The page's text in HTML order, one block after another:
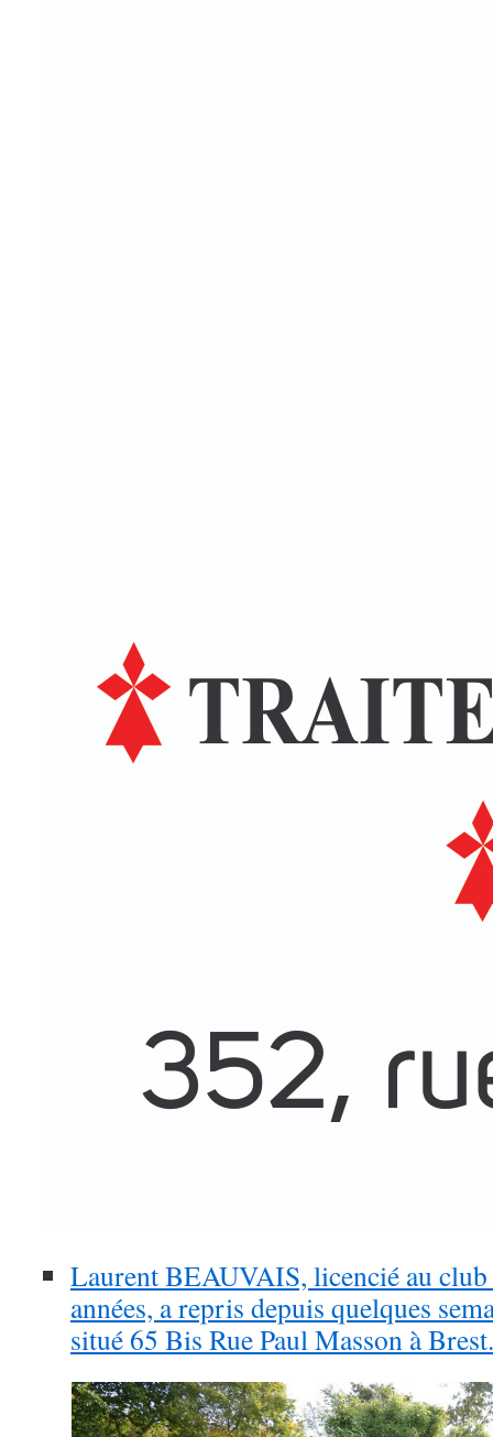
Laurent BEAUVAIS, licencié au
années, a repris depuis quelques
situé 65 Bis Rue Paul Masson à